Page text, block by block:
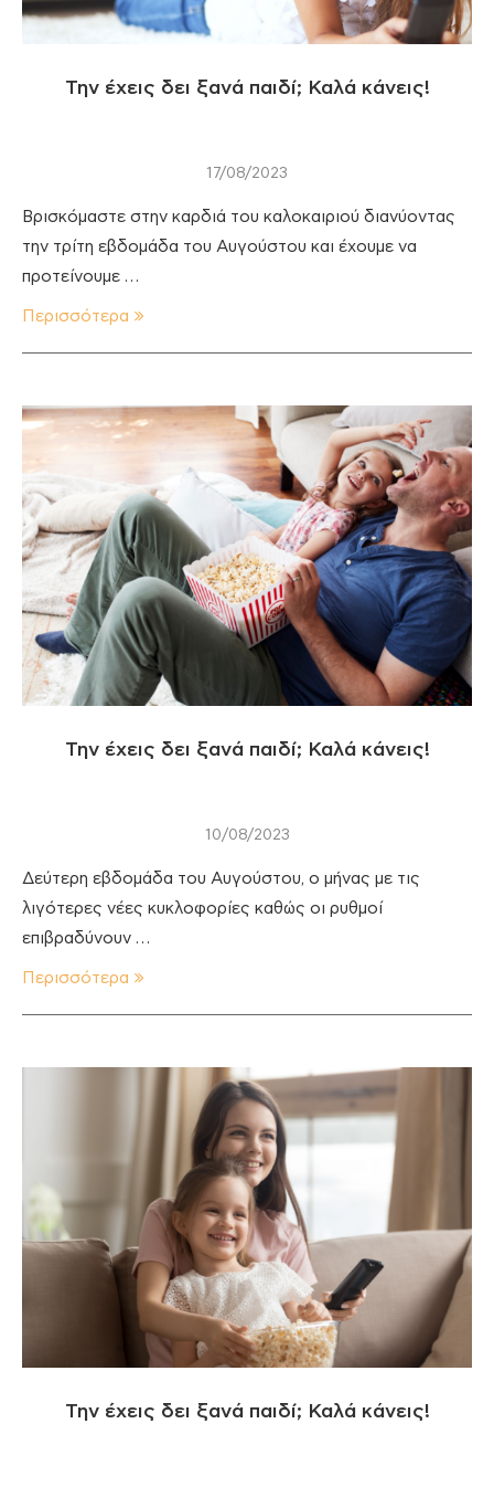
Την έχεις δει ξανά παιδί; Καλά κάνεις!
17/08/2023
Βρισκόμαστε στην καρδιά του καλοκαιριού διανύοντας
την τρίτη εβδομάδα του Αυγούστου και έχουμε να
προτείνουμε …
Περισσότερα
Την έχεις δει ξανά παιδί; Καλά κάνεις!
10/08/2023
Δεύτερη εβδομάδα του Αυγούστου, ο μήνας με τις
λιγότερες νέες κυκλοφορίες καθώς οι ρυθμοί
επιβραδύνουν …
Περισσότερα
Την έχεις δει ξανά παιδί; Καλά κάνεις!